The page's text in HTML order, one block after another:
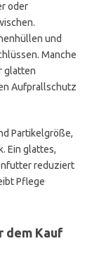
oder
und
Manche
glatten
Aufprallschutz
Partikelgröße,
Ein glattes,
reduziert
Pflege
dem Kauf